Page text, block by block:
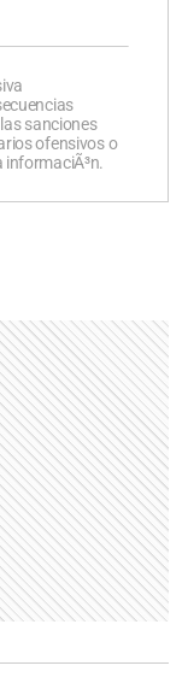
sanciones
ofensivos o
informaciÃ³n.